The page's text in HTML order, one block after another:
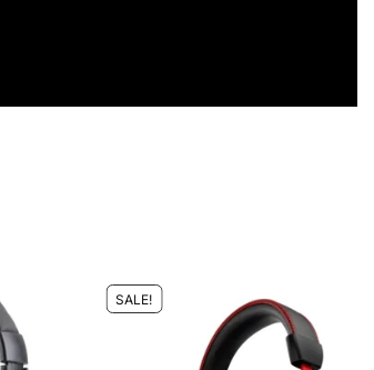
SALE!